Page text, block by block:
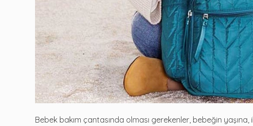
Bebek bakım çantasında olması gerekenler, bebeğin